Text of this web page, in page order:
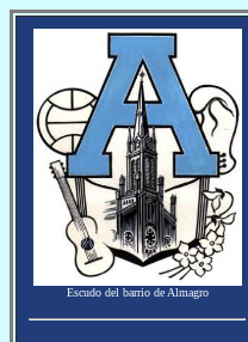
Escudo del barrio de Almagro